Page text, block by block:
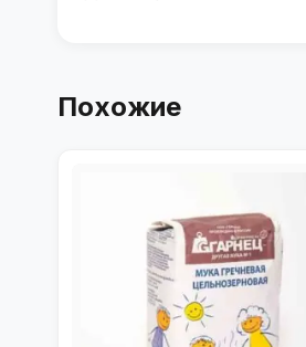
Похожие